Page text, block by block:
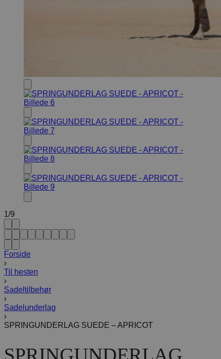
1/9
Forside
›
Til hesten
›
Sadeltilbehør
›
Sadelunderlag
›
SPRINGUNDERLAG SUEDE – APRICOT